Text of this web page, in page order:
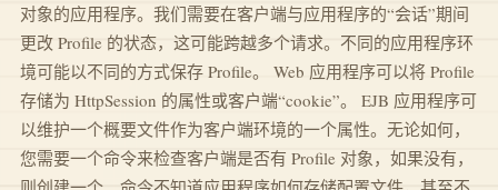
对象的应用程序。我们需要在客户端与应用程序的“会话”期间
更改 Profile 的状态，这可能跨越多个请求。不同的应用程序环
境可能以不同的方式保存 Profile。 Web 应用程序可以将 Profile
存储为 HttpSession 的属性或客户端“cookie”。 EJB 应用程序可
以维护一个概要文件作为客户端环境的一个属性。无论如何，
您需要一个命令来检查客户端是否有 Profile 对象，如果没有，